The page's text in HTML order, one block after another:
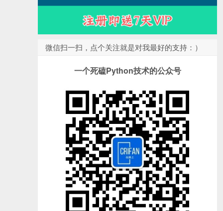
微信扫一扫，点个关注就是对我最好的支持：）
一个死磕Python技术的公众号